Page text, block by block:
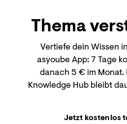
Thema
Vertiefe dein Wissen
asyoube App: 7 Tage
danach 5 € im Monat.
Knowledge Hub bleibt
Jetzt kostenlos